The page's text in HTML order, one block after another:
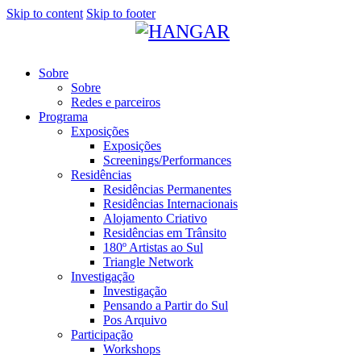
Skip to content Skip to footer
Sobre
Sobre
Redes e parceiros
Programa
Exposições
Exposições
Screenings/Performances
Residências
Residências Permanentes
Residências Internacionais
Alojamento Criativo
Residências em Trânsito
180º Artistas ao Sul
Triangle Network
Investigação
Investigação
Pensando a Partir do Sul
Pos Arquivo
Participação
Workshops